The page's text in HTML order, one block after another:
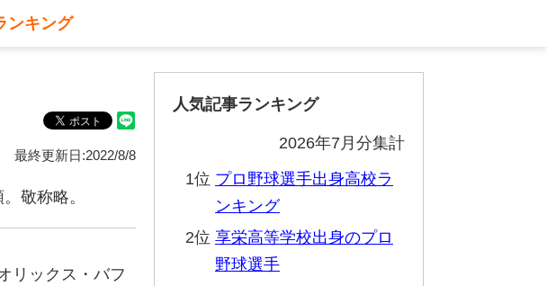
ンキング
最終更新日:2022/8/8
敬称略。
リックス・バフ
人気記事ランキング
2026年7月分集計
1位 プロ野球選手出身高校ラ
ンキング
2位 享栄高等学校出身のプロ
野球選手